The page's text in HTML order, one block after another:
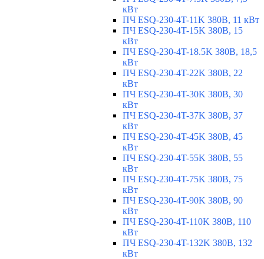
кВт
ПЧ ESQ-230-4T-11K 380В, 11 кВт
ПЧ ESQ-230-4T-15K 380В, 15
кВт
ПЧ ESQ-230-4T-18.5K 380В, 18,5
кВт
ПЧ ESQ-230-4T-22K 380В, 22
кВт
ПЧ ESQ-230-4T-30K 380В, 30
кВт
ПЧ ESQ-230-4T-37K 380В, 37
кВт
ПЧ ESQ-230-4T-45K 380В, 45
кВт
ПЧ ESQ-230-4T-55K 380В, 55
кВт
ПЧ ESQ-230-4T-75K 380В, 75
кВт
ПЧ ESQ-230-4T-90K 380В, 90
кВт
ПЧ ESQ-230-4T-110K 380В, 110
кВт
ПЧ ESQ-230-4T-132K 380В, 132
кВт